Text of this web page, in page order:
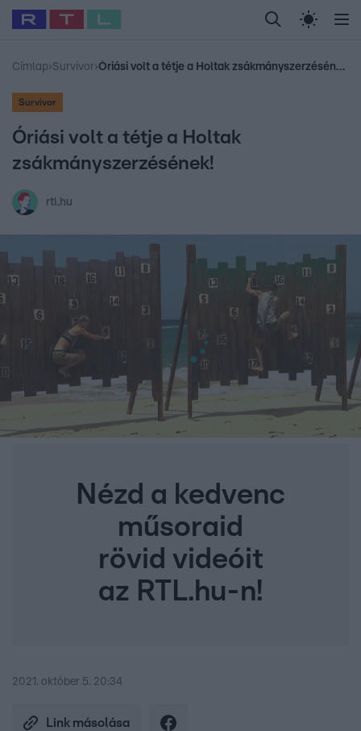
Legfrissebb RTL Híradó Randi Celeb vagyok,
Babits Marcella Most Wanted Gallusz
Címlap›Survivor› Óriási volt a tétje a Holtak zsákmányszerzésének!
Survivor
Óriási volt a tétje a Holtak
zsákmányszerzésének!
rtl.hu
Nézd a kedvenc
műsoraid
rövid videóit
az RTL.hu-n!
2021. október 5. 20:34
Link másolása